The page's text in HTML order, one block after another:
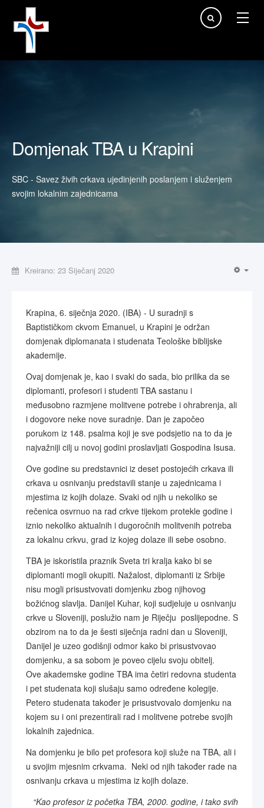
Traži...
Domjenak TBA u Krapini
SBC - Savez živih crkava ujedinjenih poslanjem i služenjem
svojim lokalnim zajednicama
Kreirano: 23 Siječanj 2020
Krapina, 6. siječnja 2020. (IBA) - U suradnji s
Baptističkom ckvom Emanuel, u Krapini je održan
domjenak diplomanata i studenata Teološke biblijske
akademije.
Ovaj domjenak je, kao i svaki do sada, bio prilika da se
diplomanti, profesori i studenti TBA sastanu i
međusobno razmjene molitvene potrebe i ohrabrenja, ali
i dogovore neke nove suradnje. Dan je započeo
porukom iz 148. psalma koji je sve podsjetio na to da je
najvažniji cilj u novoj godini proslavljati Gospodina Isusa.
Ove godine su predstavnici iz deset postojećih crkava ili
crkava u osnivanju predstavili stanje u zajednicama i
mjestima iz kojih dolaze. Svaki od njih u nekoliko se
rečenica osvrnuo na rad crkve tijekom protekle godine i
iznio nekoliko aktualnih i dugoročnih molitvenih potreba
za lokalnu crkvu, grad iz kojeg dolaze ili sebe osobno.
TBA je iskoristila praznik Sveta tri kralja kako bi se
diplomanti mogli okupiti. Nažalost, diplomanti iz Srbije
nisu mogli prisustvovati domjenku zbog njihovog
božićnog slavlja. Danijel Kuhar, koji sudjeluje u osnivanju
crkve u Sloveniji, poslužio nam je Riječju poslijepodne. S
obzirom na to da je šesti siječnja radni dan u Sloveniji,
Danijel je uzeo godišnji odmor kako bi prisustvovao
domjenku, a sa sobom je poveo cijelu svoju obitelj.
Ove akademske godine TBA ima četiri redovna studenta
i pet studenata koji slušaju samo određene kolegije.
Petero studenata također je prisustvovalo domjenku na
kojem su i oni prezentirali rad i molitvene potrebe svojih
lokalnih zajednica.
Na domjenku je bilo pet profesora koji služe na TBA, ali i
u svojim mjesnim crkvama. Neki od njih također rade na
osnivanju crkava u mjestima iz kojih dolaze.
“Kao profesor iz početka TBA, 2000. godine, i tako svih